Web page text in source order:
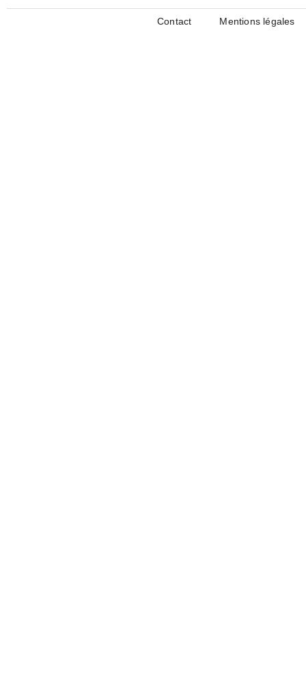
Contact Mentions légales